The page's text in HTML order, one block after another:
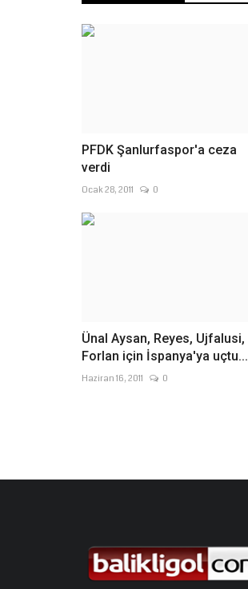
PFDK Şanlurfaspor'a ceza
verdi
Ocak 28, 2011 0
Ünal Aysan, Reyes, Ujfalusi,
Forlan için İspanya'ya uçtu...
Haziran 16, 2011 0